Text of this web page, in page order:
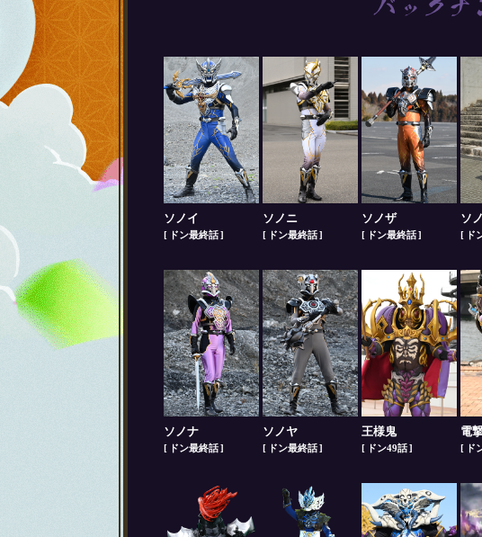
バックナ
ソノイ
ドン最終話
ソノニ
ドン最終話
ソノザ
ドン最終話
ソ
ド
ソノナ
ドン最終話
ソノヤ
ドン最終話
王様鬼
ドン49話
電
ド